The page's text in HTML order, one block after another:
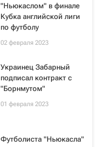
"Ньюкаслом" в финале
Кубка английской лиги
по футболу
02 февраля 2023
Украинец Забарный
подписал контракт с
"Борнмутом"
01 февраля 2023
Футболиста "Ньюкасла"